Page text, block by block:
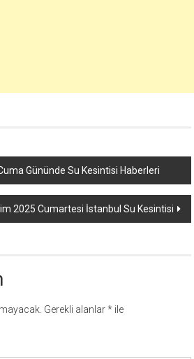
Gününde Su Kesintisi Haberleri
2025 Cumartesi İstanbul Su Kesintisi
Gerekli alanlar* ile